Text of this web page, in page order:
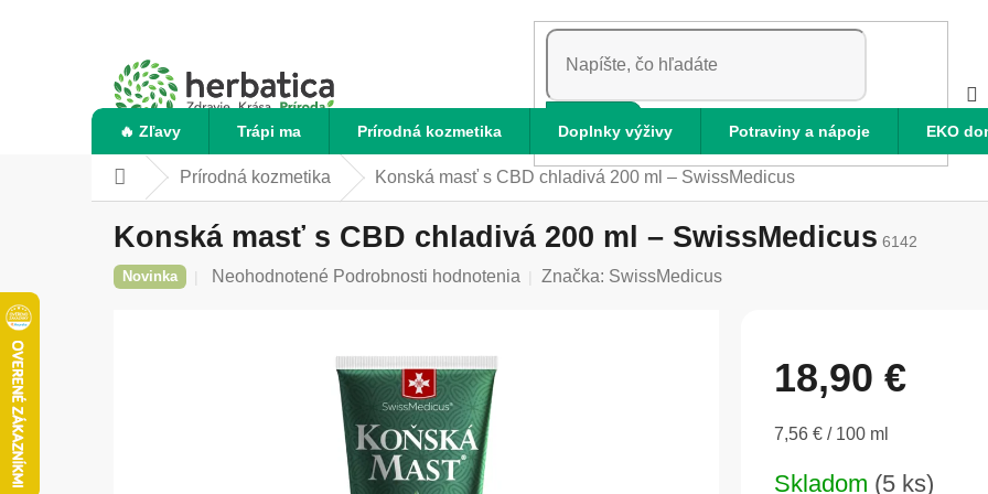
HĽADAŤ
🔥 Zľavy Trápi ma Prírodná kozmetika Doplnky výživy Potraviny a nápoje EKO
DomovPrírodná kozmetika Konská masť s CBD chladivá 200 ml – SwissMedicus
Konská masť s CBD chladivá 200 ml – SwissMedicus 6142
Novinka
Priemerné
Neohodnotené Podrobnosti hodnotenia Značka: SwissMedicus
18,90 €
Jednotková
7,56 € / 100 ml
Skladom (5 ks)